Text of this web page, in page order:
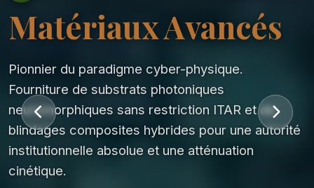
Matériaux Avancés
Pionnier du paradigme cyber-physique.
Fourniture de substrats photoniques
neuromorphiques sans restriction ITAR et de
blindages composites hybrides pour une autorité
institutionnelle absolue et une atténuation
cinétique.